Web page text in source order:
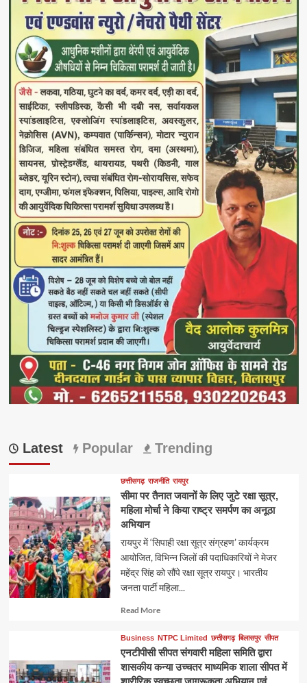
Latest Popular Trending
छत्तीसगढ़ राजनीति रायपुर
सीमा पर तैनात जवानों के लिए जुटे रक्षा सूत्र,
महिला मोर्चा ने किया राष्ट्र समर्पण का अनूठा
अभियान
रायपुर में ‘सिपाही रक्षा सूत्र संग्रहण’ कार्यक्रम
आयोजित, विभिन्न जिलों की पदाधिकारियों ने मेजर
महेंद्र सिंह को सौंपे रक्षा सूत्र रायपुर। भारतीय
जनता पार्टी महिला...
Read MoreRead
about
Business NTPC Limited छत्तीसगढ़ बिलासपुर सीपत
एनटीपीसी सीपत संगवारी महिला समिति द्वारा
शासकीय कन्या उच्चतर माध्यमिक शाला सीपत में